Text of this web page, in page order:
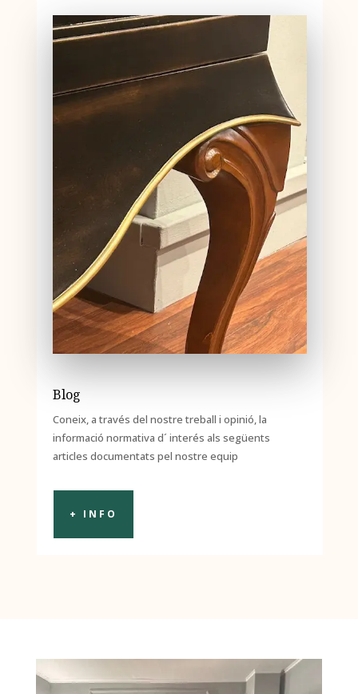
Blog
Coneix, a través del nostre treball i opinió, la
informació normativa d´ interés als següents
articles documentats pel nostre equip
+ INFO